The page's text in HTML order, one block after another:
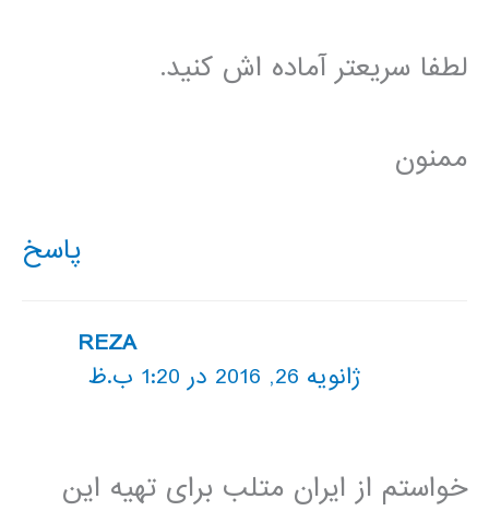
لطفا سريعتر آماده اش كنيد.
ممنون
پاسخ
REZA
ژانویه 26, 2016 در 1:20 ب.ظ
خواستم از ایران متلب برای تهیه این